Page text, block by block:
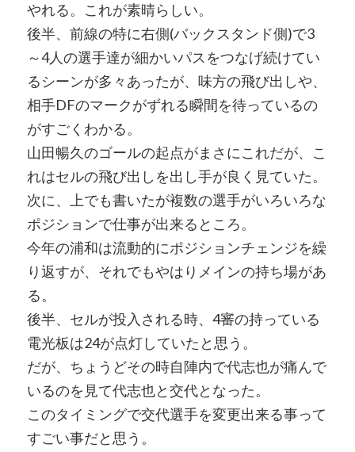
やれる。これが素晴らしい。
後半、前線の特に右側(バックスタンド側)で3
～4人の選手達が細かいパスをつなげ続けてい
るシーンが多々あったが、味方の飛び出しや、
相手DFのマークがずれる瞬間を待っているの
がすごくわかる。
山田暢久のゴールの起点がまさにこれだが、こ
れはセルの飛び出しを出し手が良く見ていた。
次に、上でも書いたが複数の選手がいろいろな
ポジションで仕事が出来るところ。
今年の浦和は流動的にポジションチェンジを繰
り返すが、それでもやはりメインの持ち場があ
る。
後半、セルが投入される時、4審の持っている
電光板は24が点灯していたと思う。
だが、ちょうどその時自陣内で代志也が痛んで
いるのを見て代志也と交代となった。
このタイミングで交代選手を変更出来る事って
すごい事だと思う。